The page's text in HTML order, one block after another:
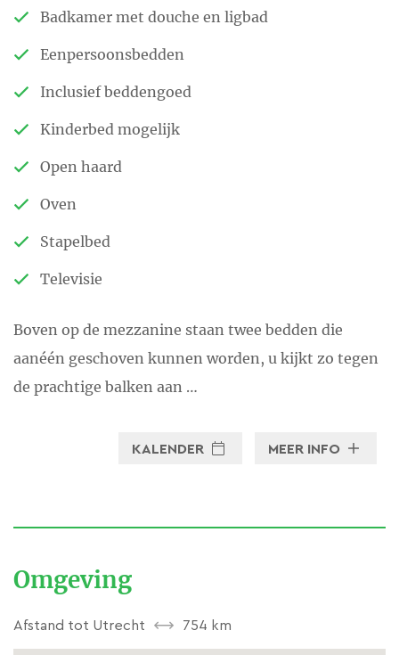
Nederlandse keuken is wel zalig
volgens onze gasten.
Dineren kunt u al vanaf € 20 per
persoon.
U kunt door Arie & Ria
-Engels
-Duits
Stuur een e-mail
Badkamer met douche en ligbad
Eenpersoonsbedden
Inclusief beddengoed
Kinderbed mogelijk
Open haard
Oven
Stapelbed
Televisie
Boven op de mezzanine staan twee bedden die
aanéén geschoven kunnen worden, u kijkt zo tegen
de prachtige balken aan …
KALENDER MEER INFO
Omgeving
Afstand tot Utrecht 754 km